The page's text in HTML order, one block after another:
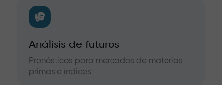
Análisis de futuros
Pronósticos para mercados de materias
primas e índices